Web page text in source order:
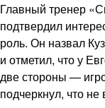
Главный тренер
подтвердил
роль. Он назвал
и отметил, что у
две стороны —
подчеркнул, что